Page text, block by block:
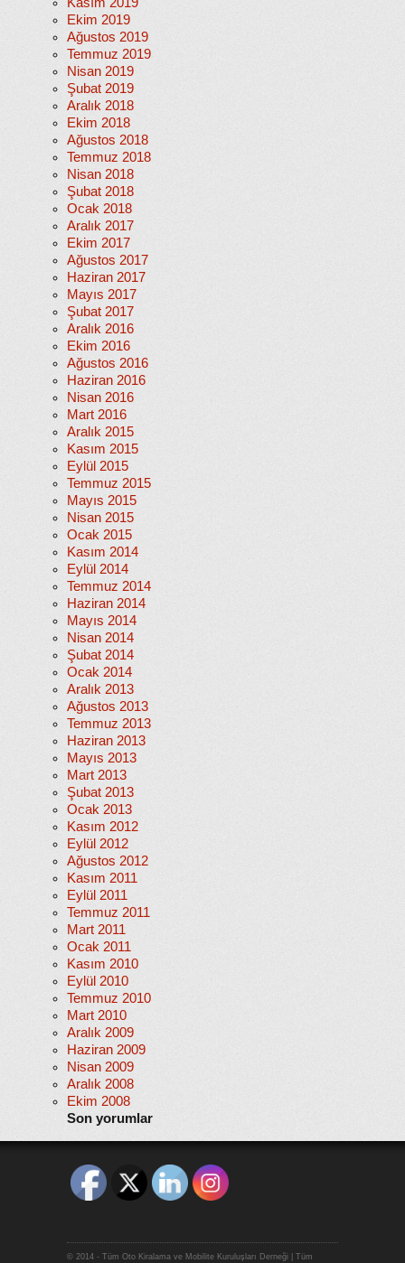
Ekim 2019
Ağustos 2019
Temmuz 2019
Nisan 2019
Şubat 2019
Aralık 2018
Ekim 2018
Ağustos 2018
Temmuz 2018
Nisan 2018
Şubat 2018
Ocak 2018
Aralık 2017
Ekim 2017
Ağustos 2017
Haziran 2017
Mayıs 2017
Şubat 2017
Aralık 2016
Ekim 2016
Ağustos 2016
Haziran 2016
Nisan 2016
Mart 2016
Aralık 2015
Kasım 2015
Eylül 2015
Temmuz 2015
Mayıs 2015
Nisan 2015
Ocak 2015
Kasım 2014
Eylül 2014
Temmuz 2014
Haziran 2014
Mayıs 2014
Nisan 2014
Şubat 2014
Ocak 2014
Aralık 2013
Ağustos 2013
Temmuz 2013
Haziran 2013
Mayıs 2013
Mart 2013
Şubat 2013
Ocak 2013
Kasım 2012
Eylül 2012
Ağustos 2012
Kasım 2011
Eylül 2011
Temmuz 2011
Mart 2011
Ocak 2011
Kasım 2010
Eylül 2010
Temmuz 2010
Mart 2010
Aralık 2009
Haziran 2009
Nisan 2009
Aralık 2008
Ekim 2008
Son yorumlar
© 2014 - Tüm Oto Kiralama ve Mobilite Kuruluşları Derneği | Tüm